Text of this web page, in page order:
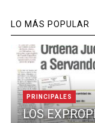
LO MÁS POPULAR
PRINCIPALES
LOS